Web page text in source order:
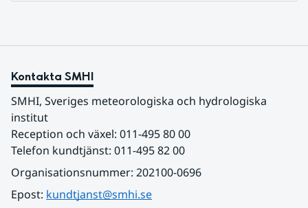
Kontakta SMHI
SMHI, Sveriges meteorologiska och hydrologiska
institut
Reception och växel: 011-495 80 00
Telefon kundtjänst: 011-495 82 00
Organisationsnummer: 202100-0696
Epost: kundtjanst@smhi.se